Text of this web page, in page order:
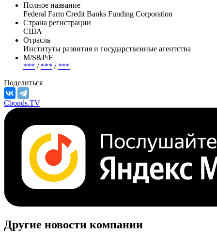
Полное название
Federal Farm Credit Banks Funding Corporation
Страна регистрации
США
Отрасль
Институты развития и государственные агентства
М/S&P/F
*** / *** / ***
Поделиться
Cbonds.TV
Другие новости компании